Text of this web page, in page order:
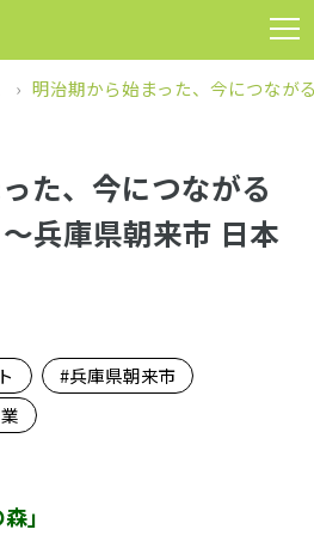
明治期から始まった、今につなが
た、今につながる
〜兵庫県朝来市 日本
兵庫県朝来市
」